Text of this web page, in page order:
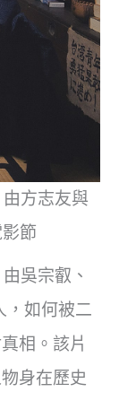
方志友與
節
吳宗叡、
，如何被二
相。該片
身在歷史